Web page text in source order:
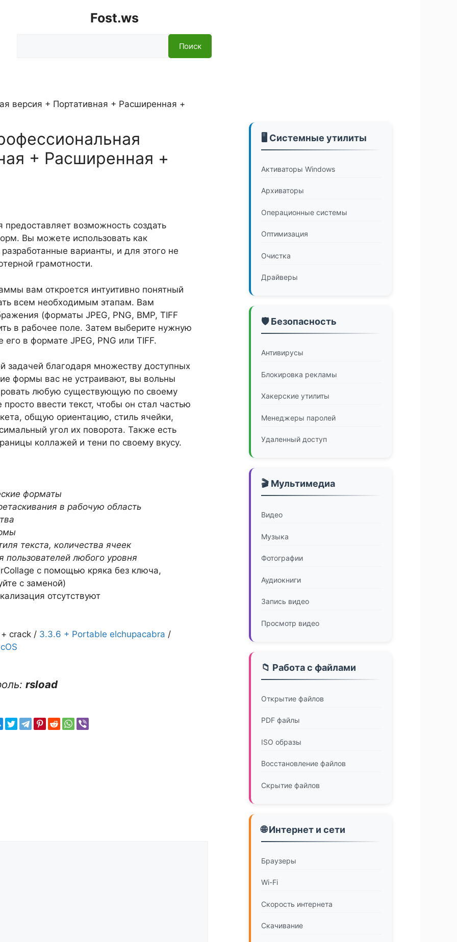
Fost.ws
Поиск
+ Расширенная +
предоставляет возможность создать
Вы можете использовать как
варианты, и для этого не
грамотности.
вам откроется интуитивно понятный
всем необходимым этапам. Вам
(форматы JPEG, PNG, BMP, TIFF
в рабочее поле. Затем выберите нужную
в формате JPEG, PNG или TIFF.
благодаря множеству доступных
формы вас не устраивают, вы вольны
любую существующую по своему
ввести текст, чтобы он стал частью
общую ориентацию, стиль ячейки,
угол их поворота. Также есть
коллажей и тени по своему вкусу.
форматы
в рабочую область
текста, количества ячеек
пользователей любого уровня
с помощью кряка без ключа,
с заменой)
отсутствуют
crack / 3.3.6 + Portable elchupacabra /
rsload
🖥️ Системные утилиты
Активаторы Windows
Архиваторы
Операционные системы
Оптимизация
Очистка
Драйверы
🛡️ Безопасность
Антивирусы
Блокировка рекламы
Хакерские утилиты
Менеджеры паролей
Удаленный доступ
🎬 Мультимедиа
Видео
Музыка
Фотографии
Аудиокниги
Запись видео
Просмотр видео
📁 Работа с файлами
Открытие файлов
PDF файлы
ISO образы
Восстановление файлов
Скрытие файлов
🌐 Интернет и сети
Браузеры
Wi-Fi
Скорость интернета
Скачивание